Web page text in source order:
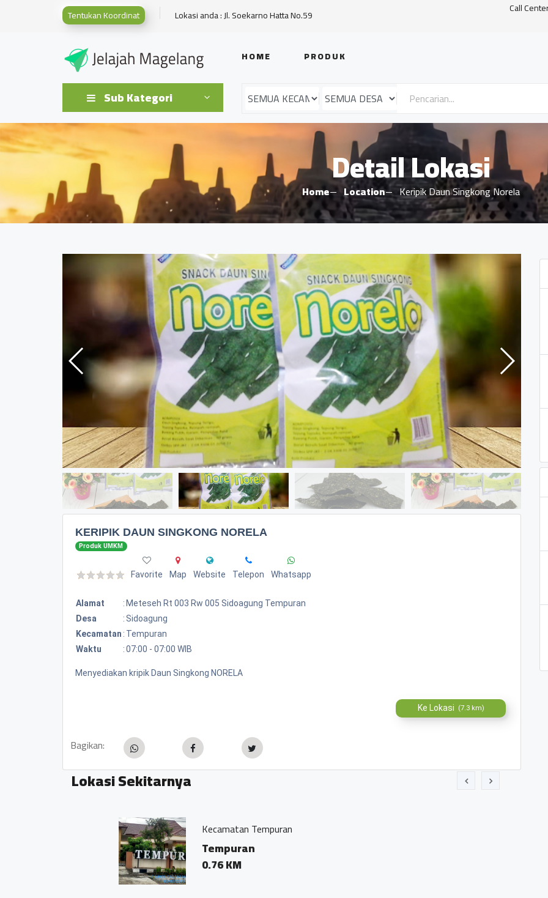
Tentukan Koordinat Lokasi anda : Jl. Soekarno Hatta No.59 Call
HOME PRODUK
Sub Kategori
Detail Lokasi
Home Location Keripik Daun Singkong Norela
KERIPIK DAUN SINGKONG NORELA
Produk UMKM
Favorite Map Website Telepon Whatsapp
Alamat : Meteseh Rt 003 Rw 005 Sidoagung Tempuran
Desa
: Sidoagung
Kecamatan : Tempuran
Waktu
:07:00 - 07:00 WIB
Menyediakan kripik Daun Singkong NORELA
Ke Lokasi (7.3 km)
Bagikan:
Lokasi Sekitarnya
Kecamatan Tempuran
Tempuran
0.76 KM